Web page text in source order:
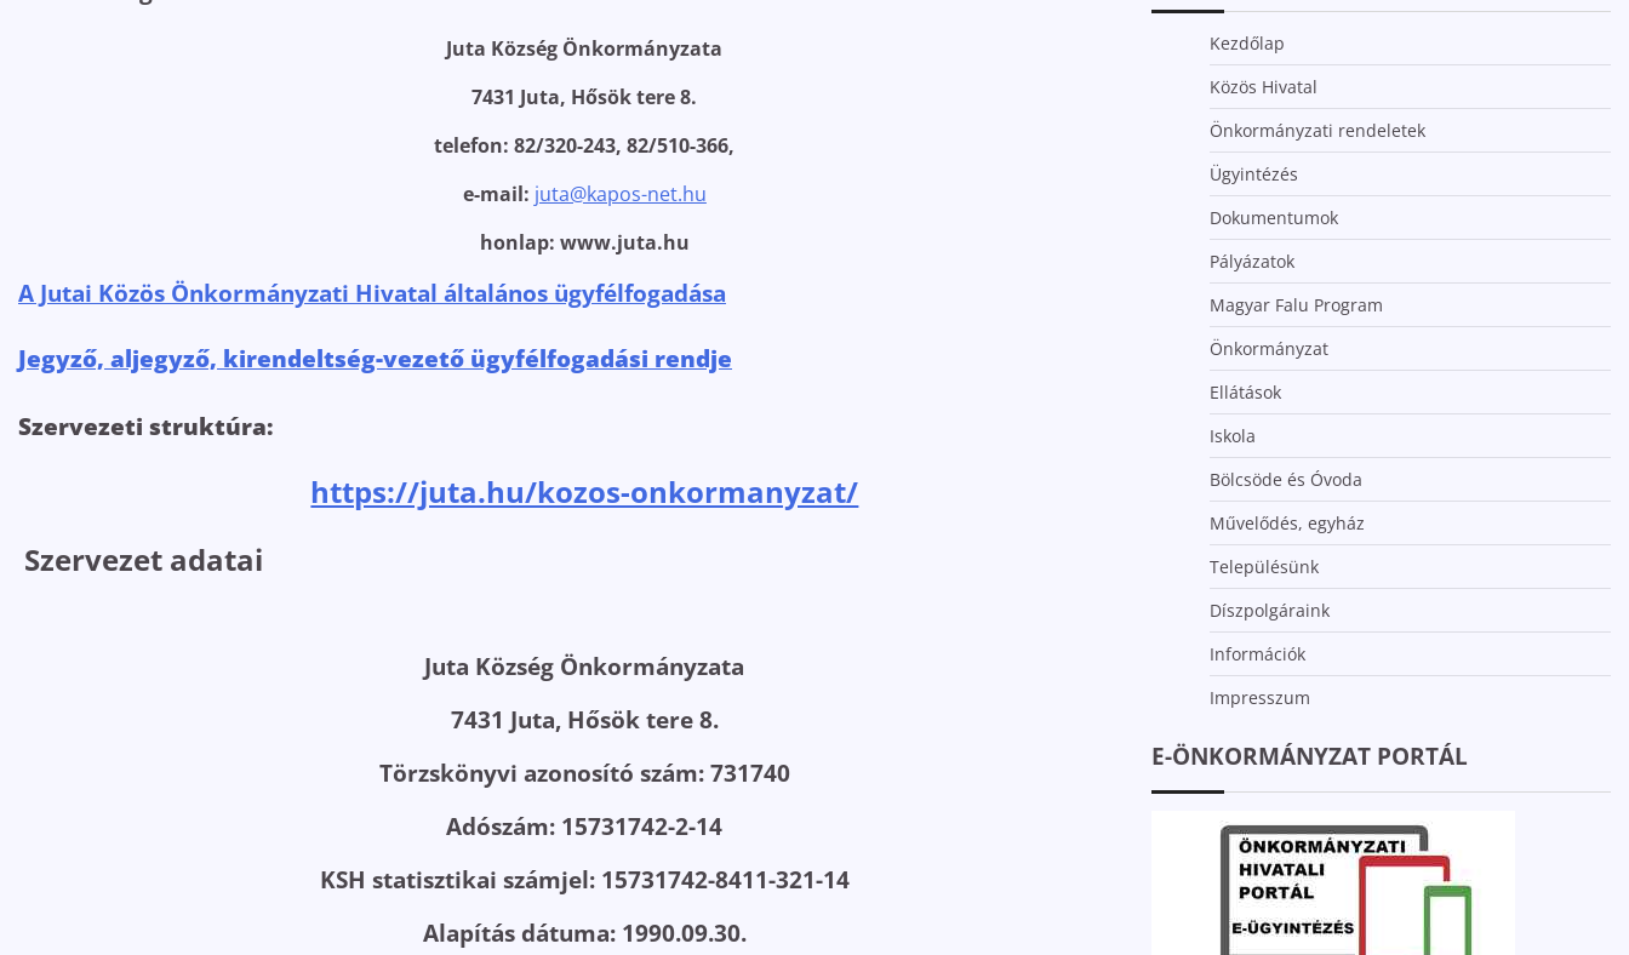
Juta Község Önkormányzata
7431 Juta, Hősök tere 8.
telefon: 82/320-243, 82/510-366,
e-mail: juta@kapos-net.hu
honlap: www.juta.hu
A Jutai Közös Önkormányzati Hivatal általános ügyfélfogadása
Jegyző, aljegyző, kirendeltség-vezető ügyfélfogadási rendje
Szervezeti struktúra:
https://juta.hu/kozos-onkormanyzat/
Szervezet adatai
Juta Község Önkormányzata
7431 Juta, Hősök tere 8.
Törzskönyvi azonosító szám: 731740
Adószám: 15731742-2-14
KSH statisztikai számjel: 15731742-8411-321-14
Alapítás dátuma: 1990.09.30.
Kezdőlap
Közös Hivatal
Önkormányzati rendeletek
Ügyintézés
Dokumentumok
Pályázatok
Magyar Falu Program
Önkormányzat
Ellátások
Iskola
Bölcsöde és Óvoda
Művelődés, egyház
Településünk
Díszpolgáraink
Információk
Impresszum
E-ÖNKORMÁNYZAT PORTÁL